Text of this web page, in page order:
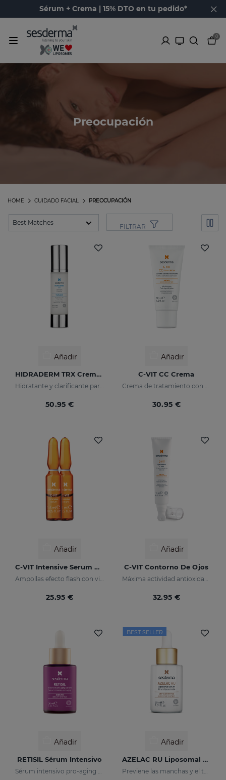
Sérum + Crema | 15% DTO en tu pedido*
0
Preocupación
PREOCUPACIÓN
CUIDADO FACIAL
HOME
FILTRAR
Añadir
HIDRADERM TRX Crema Gel
Hidratante y clarificante para pieles mixtas
50.95 €
Añadir
C-VIT CC Crema
Crema de tratamiento con color, antioxidante con vitamina C y ácido hialurónico
30.95 €
Añadir
C-VIT Intensive Serum Ampollas
25.95 €
Añadir
C-VIT Contorno De Ojos
32.95 €
Añadir
RETISIL Sérum Intensivo
Sérum intensivo pro-aging reafirmante y reductor de arrugas
BEST SELLER
Añadir
AZELAC RU Liposomal Serum
Previene las manchas y el tono desigual de la piel